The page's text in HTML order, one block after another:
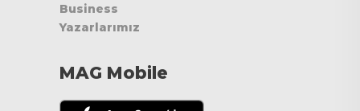
Business
Yazarlarımız
MAG Mobile